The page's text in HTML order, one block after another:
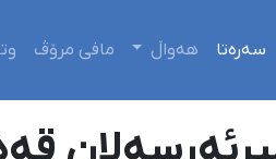
سەرەتا هەواڵ مافی مرۆڤ